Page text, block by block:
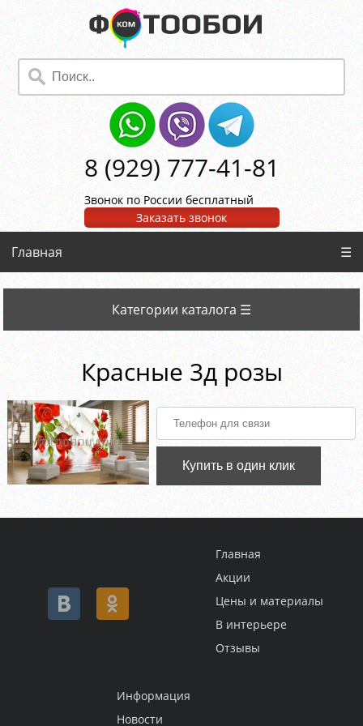
8 (929) 777-41-81
Звонок по России бесплатный
Заказать звонок
Главная ☰
Категории каталога ☰
Красные 3д розы
Купить в один клик
Главная
Акции
Цены и материалы
В интерьере
Отзывы
Информация
Новости